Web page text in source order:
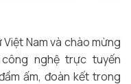
Nam và chào mừng
nghệ trực tuyến
ấm, đoàn kết trong